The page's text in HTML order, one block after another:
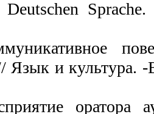
Deutschen
Язык и культура.
оратора